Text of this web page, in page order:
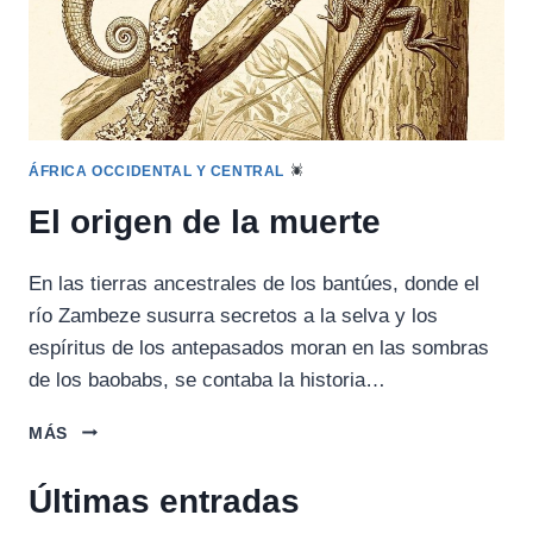
ÁFRICA OCCIDENTAL Y CENTRAL
El origen de la muerte
En las tierras ancestrales de los bantúes, donde el
río Zambeze susurra secretos a la selva y los
espíritus de los antepasados moran en las sombras
de los baobabs, se contaba la historia…
MÁS
EL
LA
Últimas entradas